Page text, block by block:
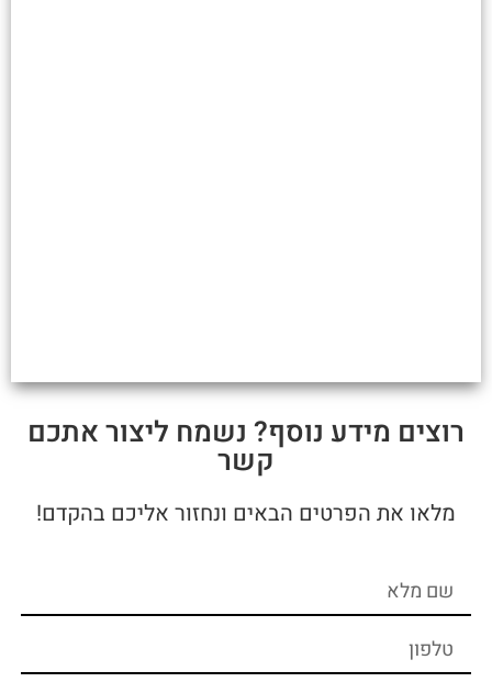
רוצים מידע נוסף? נשמח ליצור אתכם
קשר
מלאו את הפרטים הבאים ונחזור אליכם בהקדם!